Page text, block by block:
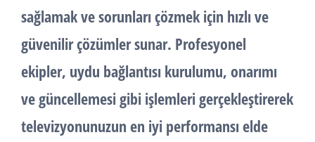
sağlamak ve sorunları çözmek için hızlı ve
güvenilir çözümler sunar. Profesyonel
ekipler, uydu bağlantısı kurulumu, onarımı
ve güncellemesi gibi işlemleri gerçekleştirerek
televizyonunuzun en iyi performansı elde